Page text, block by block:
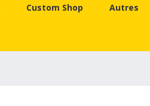
Custom Shop Autres